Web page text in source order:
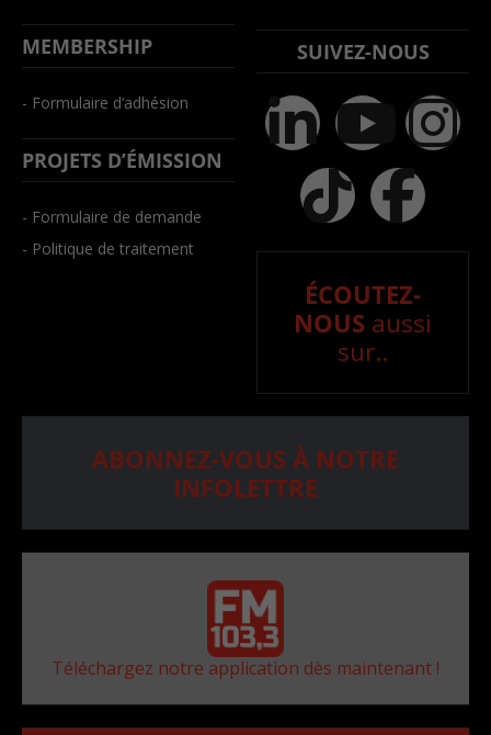
MEMBERSHIP
- Formulaire d’adhésion
PROJETS D’ÉMISSION
- Formulaire de demande
- Politique de traitement
SUIVEZ-NOUS
ÉCOUTEZ-
NOUS aussi
sur..
ABONNEZ-VOUS À NOTRE
INFOLETTRE
Téléchargez notre application dès maintenant !